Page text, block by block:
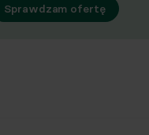
Sprawdzam ofertę